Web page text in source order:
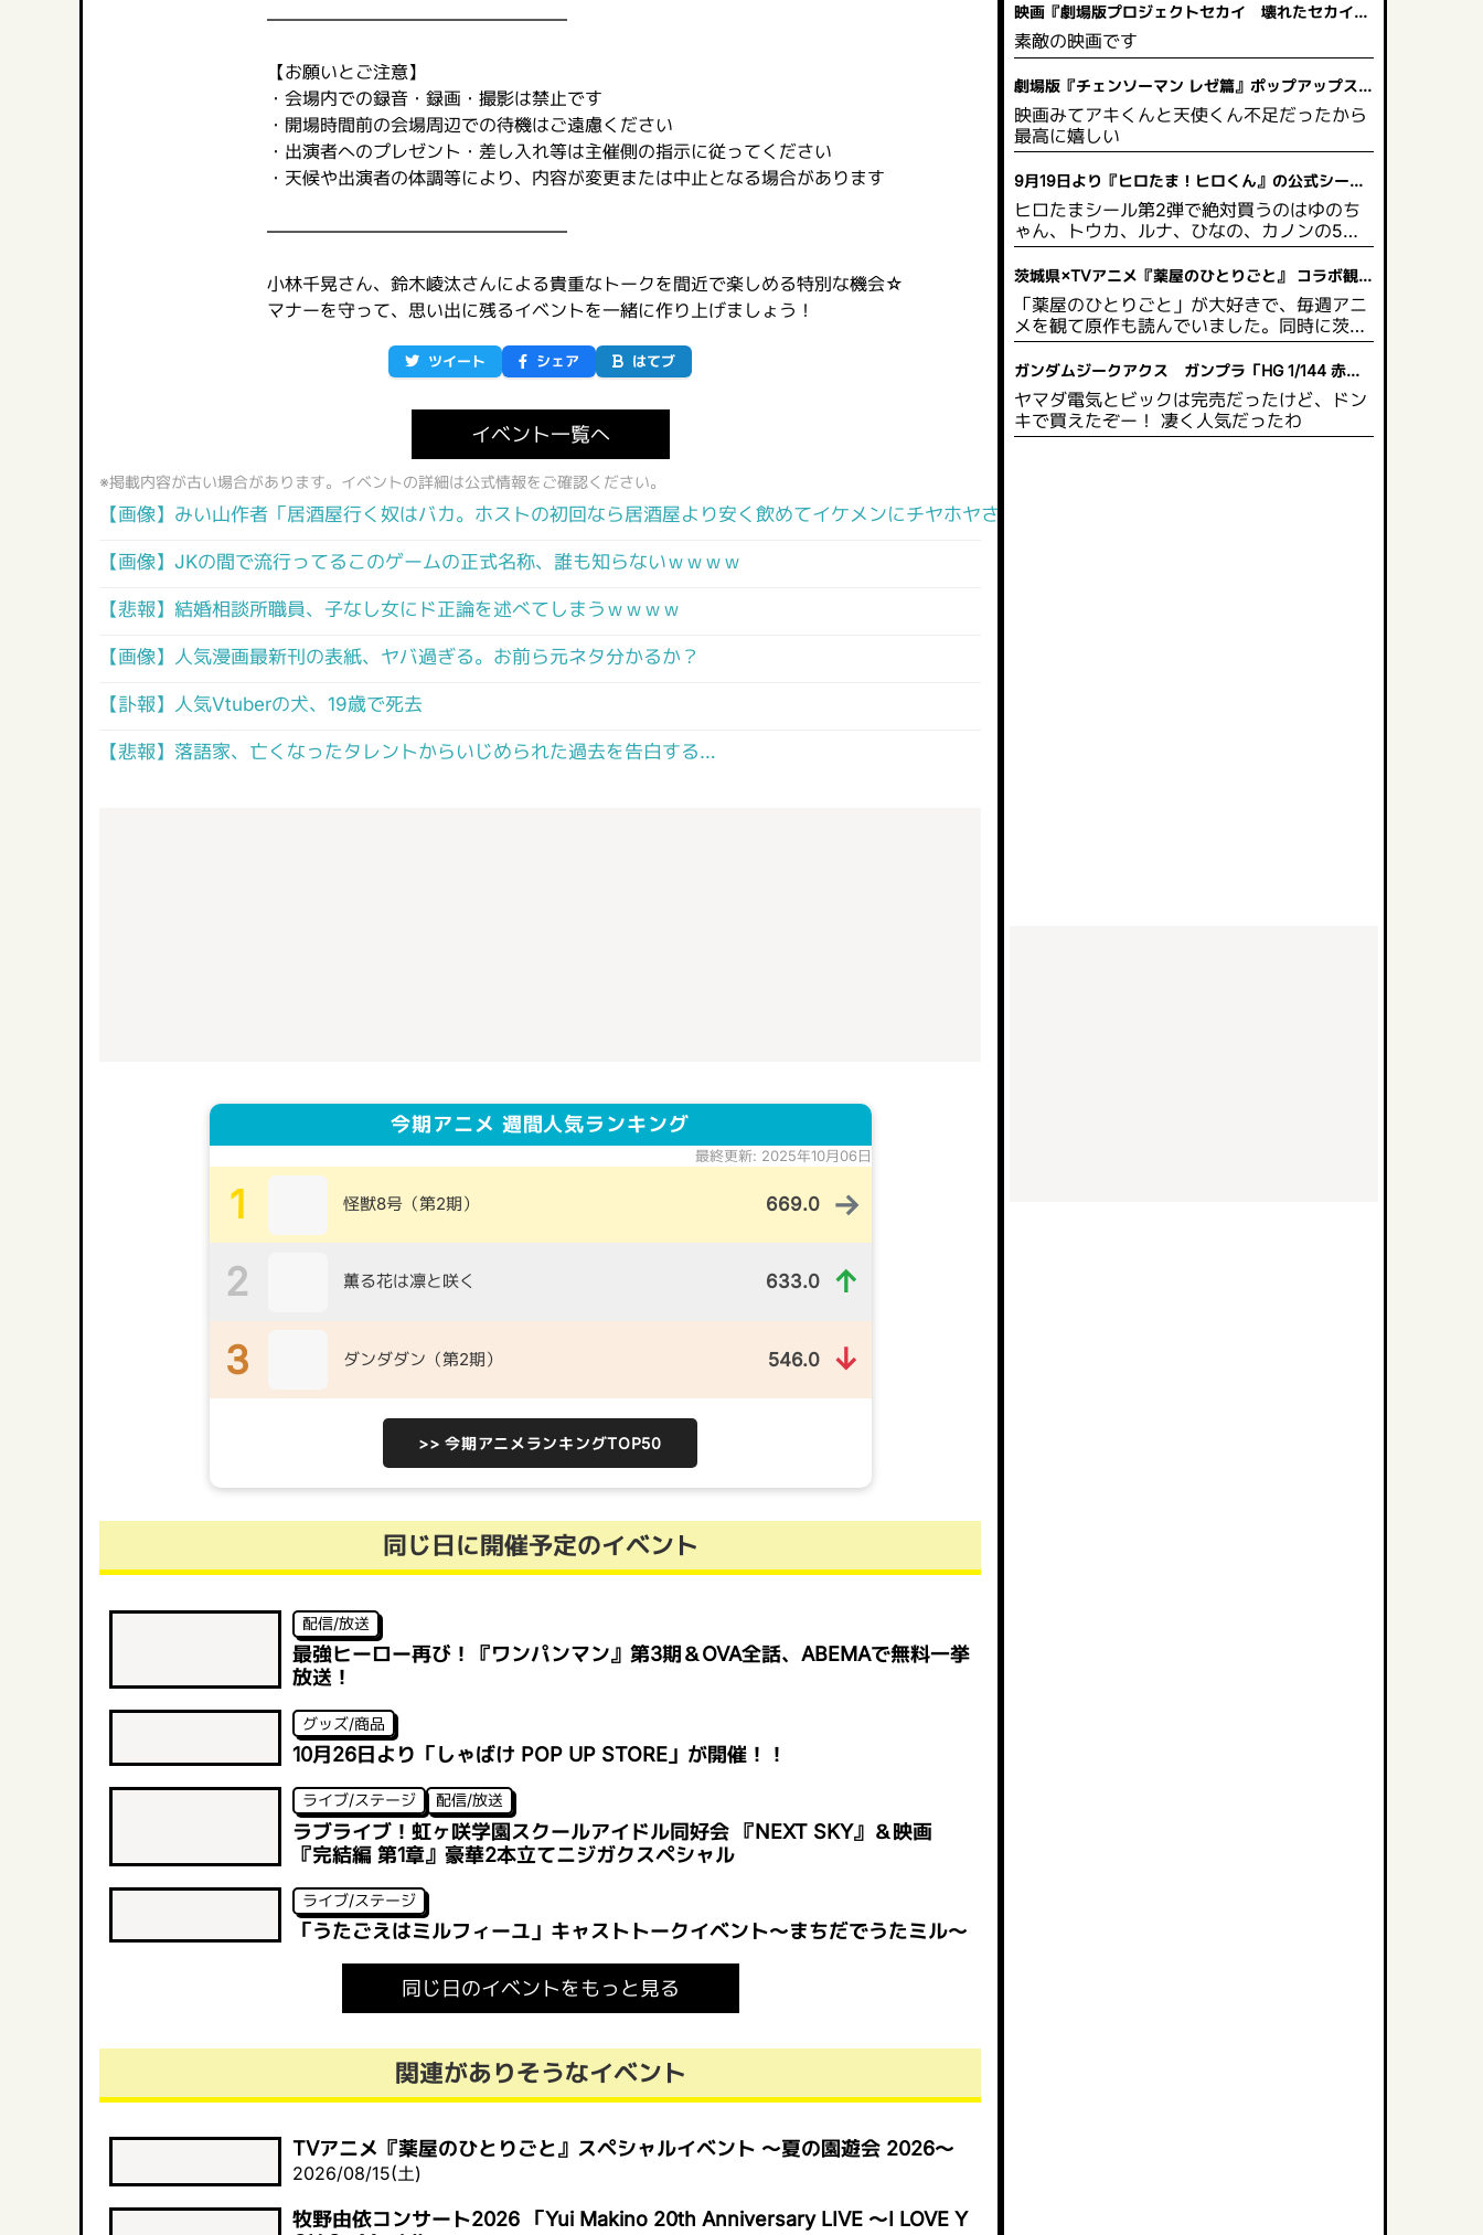
―――――――――――――――――
【お願いとご注意】
・会場内での録音・録画・撮影は禁止です
・開場時間前の会場周辺での待機はご遠慮ください
・出演者へのプレゼント・差し入れ等は主催側の指示に従ってください
・天候や出演者の体調等により、内容が変更または中止となる場合があります
―――――――――――――――――
小林千晃さん、鈴木崚汰さんによる貴重なトークを間近で楽しめる特別な機会☆
マナーを守って、思い出に残るイベントを一緒に作り上げましょう！
ツイート シェア はてブ
イベント一覧へ
※掲載内容が古い場合があります。イベントの詳細は公式情報をご確認ください。
【画像】みい山作者「居酒屋行く奴はバカ。ホストの初回なら居酒屋より安く飲めてイケメンにチヤホヤされる」
【画像】JKの間で流行ってるこのゲームの正式名称、誰も知らないｗｗｗｗ
【悲報】結婚相談所職員、子なし女にド正論を述べてしまうｗｗｗｗ
【画像】人気漫画最新刊の表紙、ヤバ過ぎる。お前ら元ネタ分かるか？
【訃報】人気Vtuberの犬、19歳で死去
【悲報】落語家、亡くなったタレントからいじめられた過去を告白する…
今期アニメ 週間人気ランキング
最終更新: 2025年10月06日
1 怪獣8号（第2期） 669.0 →
2 薫る花は凛と咲く 633.0 ↑
3 ダンダダン（第2期） 546.0 ↓
>> 今期アニメランキングTOP50
同じ日に開催予定のイベント
配信/放送
最強ヒーロー再び！『ワンパンマン』第3期＆OVA全話、ABEMAで無料一挙
放送！
グッズ/商品
10月26日より「しゃばけ POP UP STORE」が開催！！
ライブ/ステージ 配信/放送
ラブライブ！虹ヶ咲学園スクールアイドル同好会 『NEXT SKY』＆映画
『完結編 第1章』豪華2本立てニジガクスペシャル
ライブ/ステージ
「うたごえはミルフィーユ」キャストトークイベント～まちだでうたミル～
同じ日のイベントをもっと見る
関連がありそうなイベント
TVアニメ『薬屋のひとりごと』スペシャルイベント ～夏の園遊会 2026～
2026/08/15(土)
牧野由依コンサート2026 「Yui Makino 20th Anniversary LIVE ～I LOVE Y
映画『劇場版プロジェクトセカイ 壊れたセカイと
歌えないミク』 舞台挨拶＆全国ライブビューイング
開催決定！
素敵の映画です
劇場版『チェンソーマン レゼ篇』ポップアップスト
ア in ビックカメラ
映画みてアキくんと天使くん不足だったから
最高に嬉しい
9月19日より『ヒロたま！ヒロくん』の公式シール
と塗り絵が販売を開始！
ヒロたまシール第2弾で絶対買うのはゆのち
ゃん、トウカ、ルナ、ひなの、カノンの5人
は買う
茨城県×TVアニメ『薬屋のひとりごと』 コラボ観光
企画 開催決定！
「薬屋のひとりごと」が大好きで、毎週アニ
メを観て原作も読んでいました。同時に茨城
県にも興味があり、いつか行きたいと思って
います。茨城県は自然豊かで綺麗な草花が多
いので、薬や草花に詳しい猫猫 がPRするの
にぴったりだと思います。スタンプを集めて
限定グッズももらえるので、作品のファンに
ガンダムジークアクス ガンプラ「HG 1/144 赤い
ガンダム」2025年5月発売
ヤマダ電気とビックは完売だったけど、ドン
キで買えたぞー！ 凄く人気だったわ